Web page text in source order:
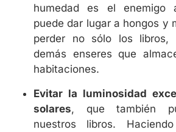
humedad es el enemigo
puede dar lugar a hongos y
perder no sólo los libros,
demás enseres que
habitaciones.
Evitar la luminosidad
solares, que también
nuestros libros.